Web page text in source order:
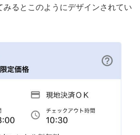
みるとこのようにデザインされてい